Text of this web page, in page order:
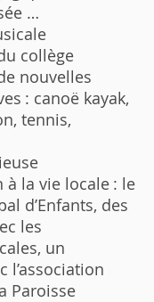
…
collège
nouvelles
: canoë kayak,
tennis,
à la vie locale : le
d’Enfants, des
les
un
l’association
Paroisse